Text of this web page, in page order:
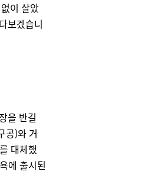
이 살았
보겠습니
을 반길
공)와 거
대체했
에 출시된